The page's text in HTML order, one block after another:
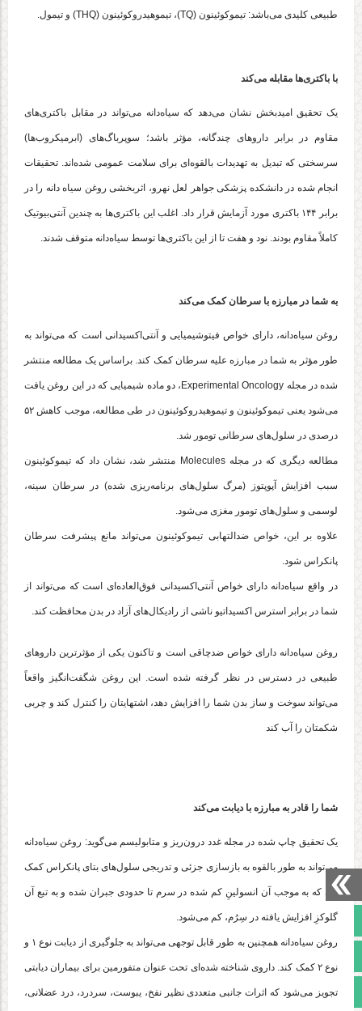
صفحه نخست
آپارات
طبیعی کلیدی می‌باشد: تیموکوئینون (TQ)، تیموهیدروکوئینون (THQ) و تیمول.
با باکتری‌ها مقابله می‌کند
یک تحقیق امیدبخش نشان می‌دهد که سیاه‌دانه می‌تواند در مقابل باکتری‌های
مقاوم در برابر داروهای چندگانه، مؤثر باشد؛ سوپرباگ‌های (ابرمیکروب‌ها)
سرسختی که تبدیل به تهدیدات بالقوه‌ای برای سلامت عمومی شده‌اند. تحقیقات
انجام شده در دانشکده پزشکی جواهر لعل نهرو، اثربخشی روغن سیاه دانه را در
برابر ۱۴۴ باکتری مورد آزمایش قرار داد. اغلب این باکتری‌ها به چندین آنتی‌بیوتیک
کاملاً مقاوم بودند. نود و هفت تا از این باکتری‌ها توسط سیاه‌دانه متوقف شدند.
به شما در مبارزه با سرطان کمک می‌کند
روغن سیاه‌دانه، دارای خواص فیتوشیمیایی و آنتی‌اکسیدانی است که می‌تواند به
طور مؤثر به شما در مبارزه علیه سرطان کمک کند. براساس یک مطالعه منتشر
شده در مجله Experimental Oncology، دو ماده شیمیایی که در این روغن یافت
می‌شود یعنی تیموکوئینون و تیموهیدروکوئینون در طی مطالعه، موجب کاهش ۵۲
درصدی در سلول‌های سرطانی تومور شد.
مطالعه دیگری که در مجله Molecules منتشر شد، نشان داد که تیموکوئینون
سبب افزایش آپوپتوز (مرگ سلول‌های برنامه‌ریزی شده) در سرطان سینه،
لوسمی و سلول‌های تومور مغزی می‌شود.
علاوه بر این، خواص ضدالتهابی تیموکوئینون می‌تواند مانع پیشرفت سرطان
پانکراس شود.
در واقع سیاه‌دانه دارای خواص آنتی‌اکسیدانی فوق‌العاده‌ای است که می‌تواند از
شما در برابر استرس اکسیداتیو ناشی از رادیکال‌های آزاد در بدن محافظت کند.
روغن سیاه‌دانه دارای خواص ضدچاقی است و تاکنون یکی از مؤثرترین داروهای
طبیعی در دسترس در نظر گرفته شده است. این روغن شگفت‌انگیز واقعاً
می‌تواند سوخت و ساز بدن شما را افزایش دهد، اشتهایتان را کنترل کند و چربی
شکمتان را آب کند
شما را قادر به مبارزه با دیابت می‌کند
یک تحقیق چاپ شده در مجله غدد درون‌ریز و متابولیسم می‌گوید: روغن سیاه‌دانه
می‌تواند به طور بالقوه به بازسازی جزئی و تدریجی سلول‌های بتای پانکراس کمک
کند که به موجب آن انسولینِ کم شده در سرم تا حدودی جبران شده و به تبع آن
گلوکزِ افزایش یافته در سِرُم، کم می‌شود.
روغن سیاه‌دانه همچنین به طور قابل توجهی می‌تواند به جلوگیری از دیابت نوع ۱ و
نوع ۲ کمک کند. داروی شناخته شده‌ای تحت عنوان متفورمین برای بیماران دیابتی
تجویز می‌شود که اثرات جانبی متعددی نظیر نفخ، یبوست، سردرد، درد عضلانی،